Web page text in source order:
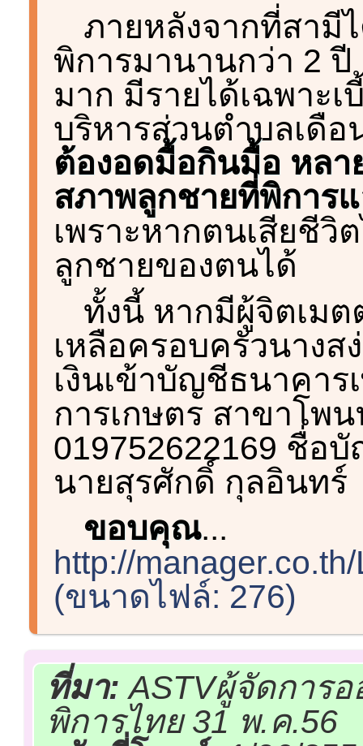
ภายหลังจากที่สามี
พิการมานานกว่า 2
มาก มีรายได้เฉพาะ
บริหารส่วนตำบลเดื
ต้องอดมื้อกินมื้อ หลา
สภาพลูกชายที่พิการ
เพราะหากตนเสียชีวิ
ลูกชายของตนได้
ทั้งนี้ หากมีผู้จิตเม
เหลือครอบครัวนางส
เงินเข้าบัญชีธนาคา
การเกษตร สาขาโพ
019752622169 ชื่อ
นายสุรศักดิ์ กุลอินทร์
ขอบคุณ...
http://
(ขนาดไฟล์: 276)
ที่มา: ASTVผู้จัดการ
พิการไทย 31 พ.ค.56